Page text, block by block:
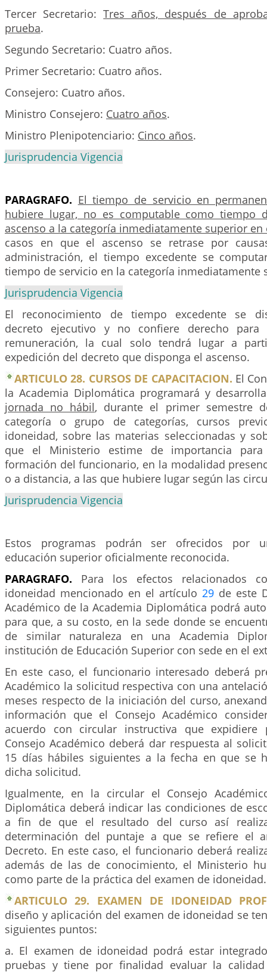
Tercer Secretario:Tres años, después de
prueba.
Segundo Secretario: Cuatro años.
Primer Secretario: Cuatro años.
Consejero: Cuatro años.
Ministro Consejero: Cuatro años.
Ministro Plenipotenciario: Cinco años.
Jurisprudencia Vigencia
PARAGRAFO. El tiempo de servicio en
hubiere lugar, no es computable como tiempo
ascenso a la categoría inmediatamente superior en
casos en que el ascenso se retrase por
administración, el tiempo excedente se
tiempo de servicio en la categoría inmediatamente
Jurisprudencia Vigencia
El reconocimiento de tiempo excedente se
decreto ejecutivo y no confiere derecho para
remuneración, la cual solo tendrá lugar a
expedición del decreto que disponga el ascenso.
ARTICULO 28. CURSOS DE CAPACITACION. El
la Academia Diplomática programará y
jornada no hábil, durante el primer semestre
categoría o grupo de categorías, cursos
idoneidad, sobre las materias seleccionadas y
que el Ministerio estime de importancia para
formación del funcionario, en la modalidad
o a distancia, a las que hubiere lugar según las
Jurisprudencia Vigencia
Estos programas podrán ser ofrecidos por
educación superior oficialmente reconocida.
PARAGRAFO. Para los efectos relacionados
idoneidad mencionado en el artículo 29 de este
Académico de la Academia Diplomática podrá
para que, a su costo, en la sede donde se
de similar naturaleza en una Academia
institución de Educación Superior con sede en el
En este caso, el funcionario interesado deberá
Académico la solicitud respectiva con una
meses respecto de la iniciación del curso,
información que el Consejo Académico
acuerdo con circular instructiva que
Consejo Académico deberá dar respuesta al
15 días hábiles siguientes a la fecha en que se
dicha solicitud.
Igualmente, en la circular el Consejo
Diplomática deberá indicar las condiciones de
a fin de que el resultado del curso así
determinación del puntaje a que se refiere el
Decreto. En este caso, el funcionario deberá
además de las de conocimiento, el Ministerio
como parte de la práctica del examen de idoneidad.
ARTICULO 29. EXAMEN DE IDONEIDAD
diseño y aplicación del examen de idoneidad se
siguientes puntos:
a. El examen de idoneidad podrá estar
pruebas y tiene por finalidad evaluar la